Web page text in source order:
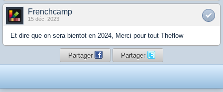
Frenchcamp
15 déc. 2023
Et dire que on sera bientot en 2024, Merci pour tout Theflow
Partager Partager